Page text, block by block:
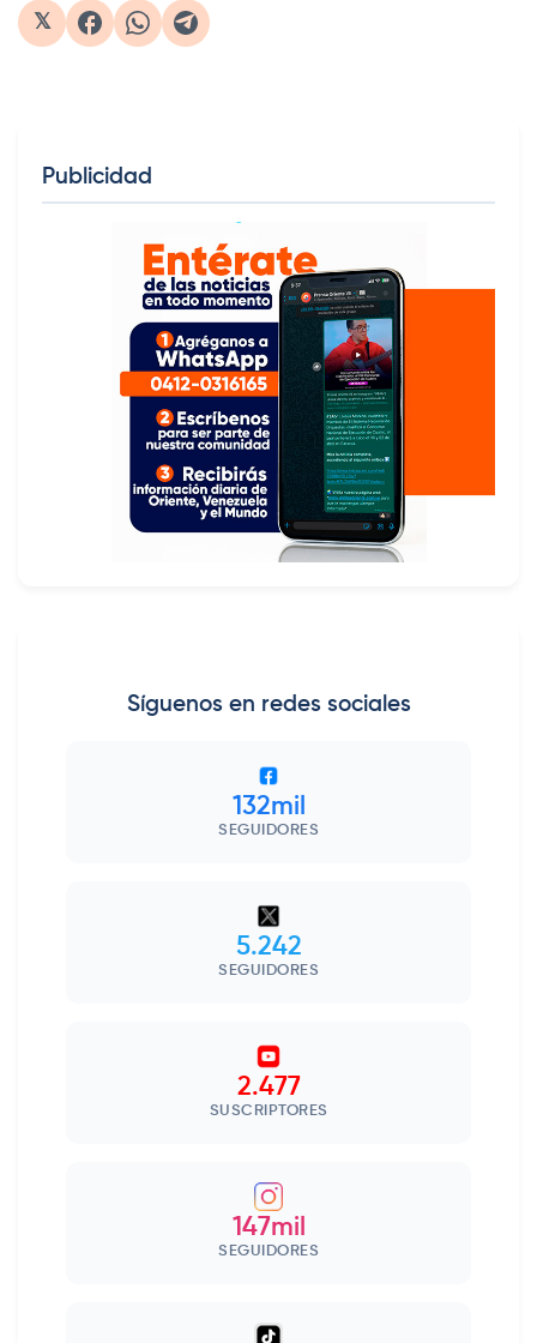
𝕏
Publicidad
Síguenos en redes sociales
132mil
SEGUIDORES
5.242
SEGUIDORES
2.477
SUSCRIPTORES
147mil
SEGUIDORES